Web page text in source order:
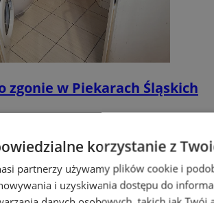
zgonie w Piekarach Śląskich
korzystanie z
partnerzy używamy plików cookie i
i uzyskiwania dostępu do